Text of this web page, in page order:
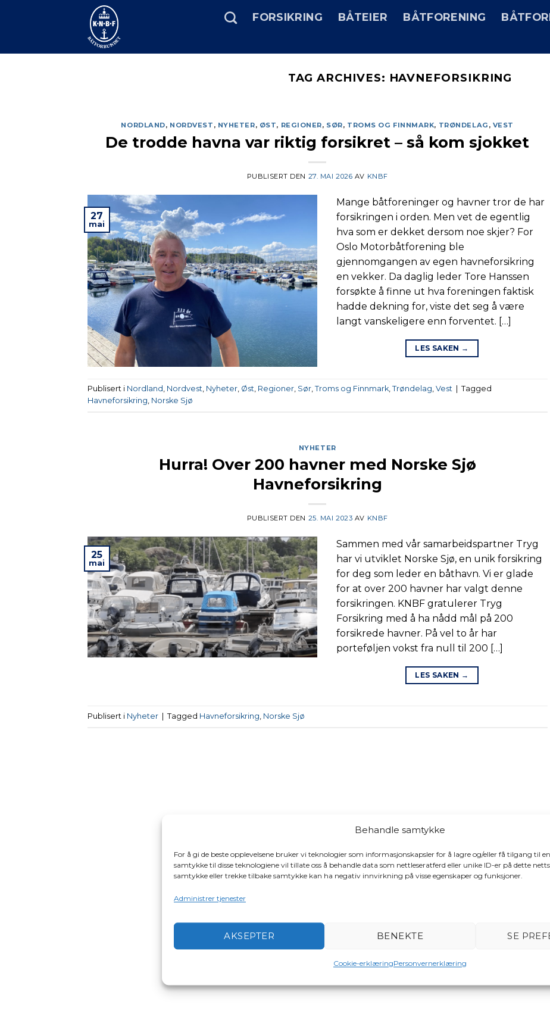
Behandle samtykke
For å gi de beste opplevelsene bruker vi teknologier som informasjonskapsler for å lagre og/eller få tilgang til
samtykke til disse teknologiene vil tillate oss å behandle data som nettleseratferd eller unike ID-er på dette
samtykke eller trekke tilbake samtykke kan ha negativ innvirkning på visse egenskaper og funksjoner.
Administrer tjenester
AKSEPTER BENEKTE SE
Cookie-erklæringPersonvernerklæring
FORSIKRING BÅTEIER BÅTFORENING
TAG ARCHIVES: HAVNEFORSIKRING
NORDLAND, NORDVEST , NYHETER, ØST, REGIONER, SØR, TROMS OG FINNMARK, TRØNDELAG , VEST
De trodde havna var riktig forsikret – så kom sjokket
PUBLISERT DEN 27. MAI 2026 AV KNBF
27
mai
Mange båtforeninger og havner tror de har
forsikringen i orden. Men vet de egentlig
hva som er dekket dersom noe skjer? For
Oslo Motorbåtforening ble
gjennomgangen av egen havneforsikring
en vekker. Da daglig leder Tore Hanssen
forsøkte å finne ut hva foreningen faktisk
hadde dekning for, viste det seg å være
langt vanskeligere enn forventet. […]
LES SAKEN →
Publisert i Nordland , Nordvest, Nyheter, Øst, Regioner, Sør, Troms og Finnmark, Trøndelag, Vest
Tagged
Havneforsikring, Norske Sjø
NYHETER
Hurra! Over 200 havner med Norske Sjø
Havneforsikring
PUBLISERT DEN 25. MAI 2023 AV KNBF
25
mai
Sammen med vår samarbeidspartner Tryg
har vi utviklet Norske Sjø, en unik forsikring
for deg som leder en båthavn. Vi er glade
for at over 200 havner har valgt denne
forsikringen. KNBF gratulerer Tryg
Forsikring med å ha nådd mål på 200
forsikrede havner. På vel to år har
porteføljen vokst fra null til 200 […]
LES SAKEN →
Publisert i Nyheter Tagged Havneforsikring Norske Sjø